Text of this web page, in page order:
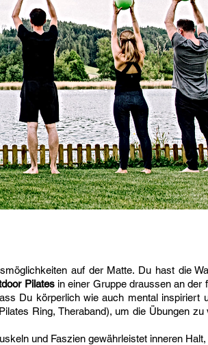
auf der Matte. Du hast die
Pilates in einer Gruppe draussen an der
Du körperlich wie auch mental inspiriert
Ring, Theraband), um die Übungen zu
und Faszien gewährleistet inneren Halt,